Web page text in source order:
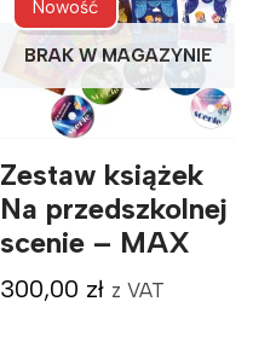
Nowość
BRAK W MAGAZYNIE
Zestaw książek
Na przedszkolnej
scenie – MAX
300,00 zł z VAT